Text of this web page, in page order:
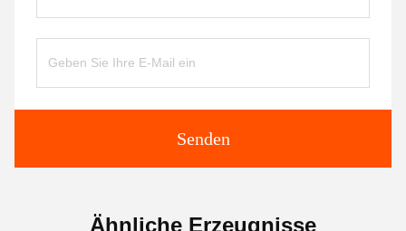
Senden
Ähnliche Erzeugnisse